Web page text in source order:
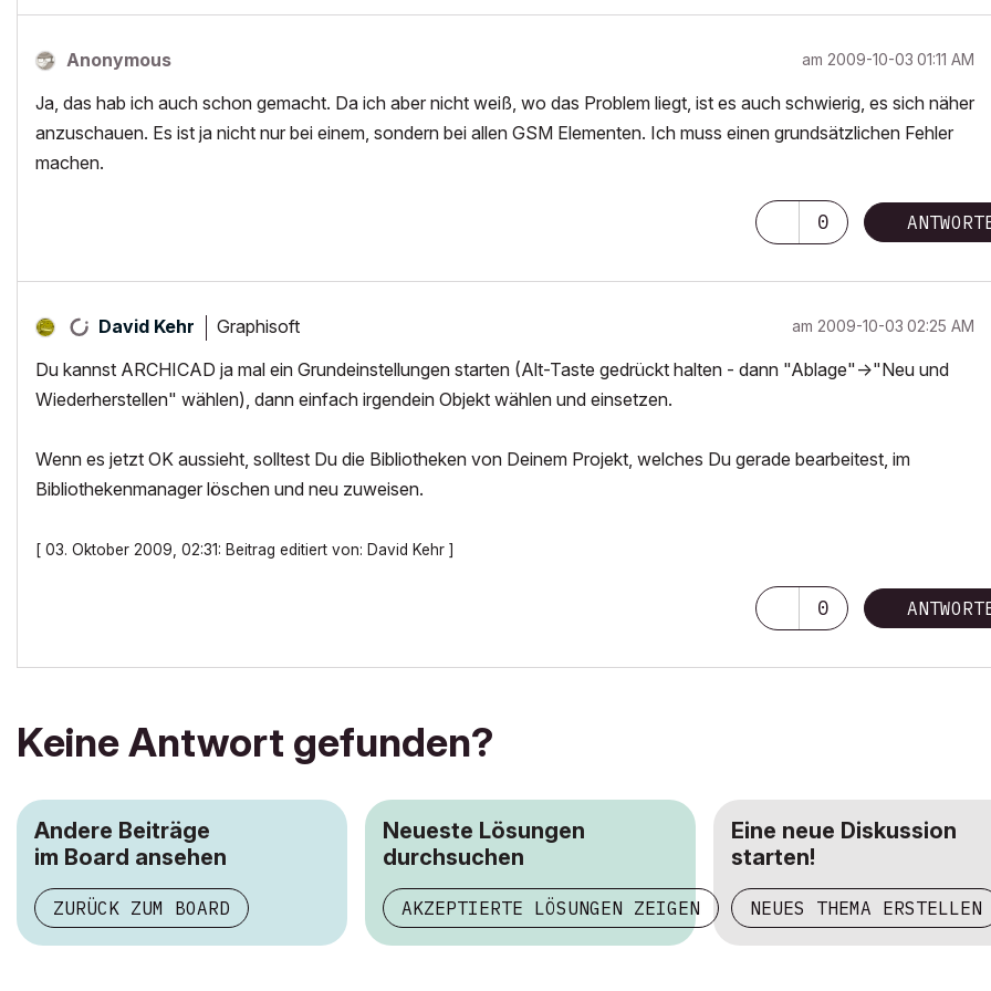
Anonymous am ‎2009-10-03 01:11 AM
Ja, das hab ich auch schon gemacht. Da ich aber nicht weiß, wo das Problem liegt, ist es auch schwierig, es sich näher
anzuschauen. Es ist ja nicht nur bei einem, sondern bei allen GSM Elementen. Ich muss einen grundsätzlichen Fehler
machen.
0
David Kehr Graphisoft am ‎2009-10-03 02:25 AM
Du kannst ARCHICAD ja mal ein Grundeinstellungen starten (Alt-Taste gedrückt halten - dann "Ablage"->"Neu und
Wiederherstellen" wählen), dann einfach irgendein Objekt wählen und einsetzen.
Wenn es jetzt OK aussieht, solltest Du die Bibliotheken von Deinem Projekt, welches Du gerade bearbeitest, im
Bibliothekenmanager löschen und neu zuweisen.
[ 03. Oktober 2009, 02:31: Beitrag editiert von: David Kehr ]
0
Keine Antwort gefunden?
Andere Beiträge
im Board ansehen
ZURÜCK ZUM BOARD
Neueste Lösungen
durchsuchen
AKZEPTIERTE LÖSUNGEN ZEIGEN
Eine neue Diskussion
starten!
NEUES THEMA ERSTELLEN